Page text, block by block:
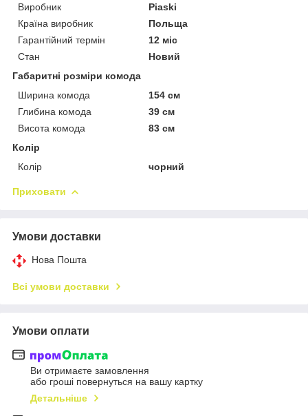
Виробник
Piaski
Країна виробник
Польща
Гарантійний термін
12 міс
Стан
Новий
Габаритні розміри комода
Ширина комода
154 см
Глибина комода
39 см
Висота комода
83 см
Колір
Колір
чорний
Приховати
Умови доставки
Нова Пошта
Всі умови доставки
Умови оплати
Ви отримаєте замовлення
або гроші повернуться на вашу картку
Детальніше